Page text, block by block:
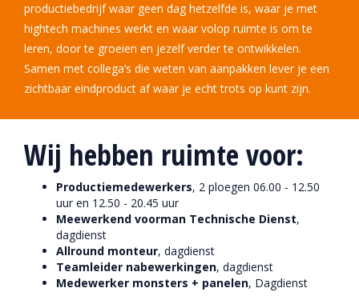
productiebedrijf waar geen dag hetzelfde is, waar je met
hightech machines werkt en waar volop ruimte is om te
leren, door te groeien en jezelf verder te ontwikkelen.
Samen met collega’s die weten van aanpakken lever je een
zichtbaar eindproduct af waar je echt trots op kunt zijn.
Wij hebben ruimte voor:
Productiemedewerkers, 2 ploegen 06.00 - 12.50
uur en 12.50 - 20.45 uur
Meewerkend voorman Technische Dienst,
dagdienst
Allround monteur, dagdienst
Teamleider nabewerkingen, dagdienst
Medewerker monsters + panelen, Dagdienst